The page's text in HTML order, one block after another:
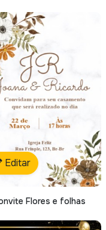
Editar
Flores e folhas